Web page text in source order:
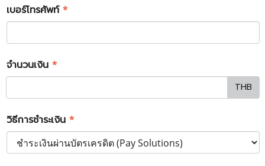
เบอร์โทรศัพท์ *
จำนวนเงิน *
THB
วิธีการชำระเงิน *